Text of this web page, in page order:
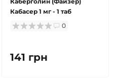
Кабасер 1 мг - 1 таб
0
141 грн